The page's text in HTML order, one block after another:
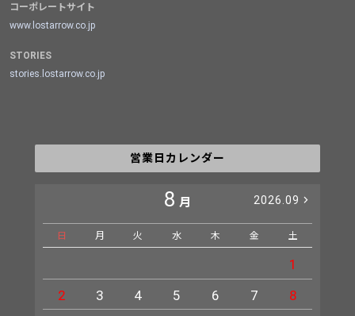
コーポレートサイト
www.lostarrow.co.jp
STORIES
stories.lostarrow.co.jp
営業日カレンダー
8 月 2026.09
日 月 火 水 木 金 土
1
2
3 4 5 6 7
8